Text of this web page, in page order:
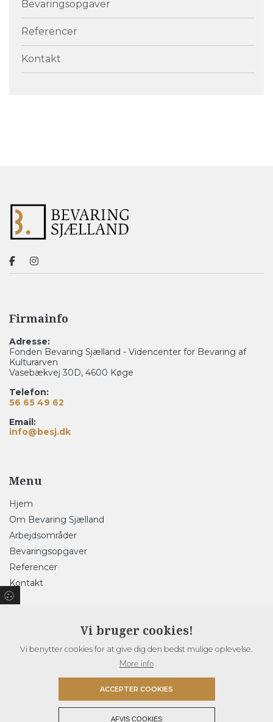
Bevaringsopgaver
Referencer
Kontakt
Firmainfo
Adresse:
Fonden Bevaring Sjælland - Videncenter for Bevaring af
Kulturarven
Vasebækvej 30D, 4600 Køge
Telefon:
56 65 49 62
Email:
info@besj.dk
Menu
Hjem
Om Bevaring Sjælland
Arbejdsområder
Bevaringsopgaver
Referencer
Kontakt
Åbningstider
I kan kontakte os mandag til fredag mellem 8 og 16.
Ring til os først eftersom vi muligvis kan være ude af huset
Copyright © 2026 - Fonden Bevaring Sjælland - Videncenter for Bevaring af
Vi bruger cookies!
Vi benytter cookies for at give dig den bedst mulige oplevelse.
More info
ACCEPTER COOKIES
AFVIS COOKIES